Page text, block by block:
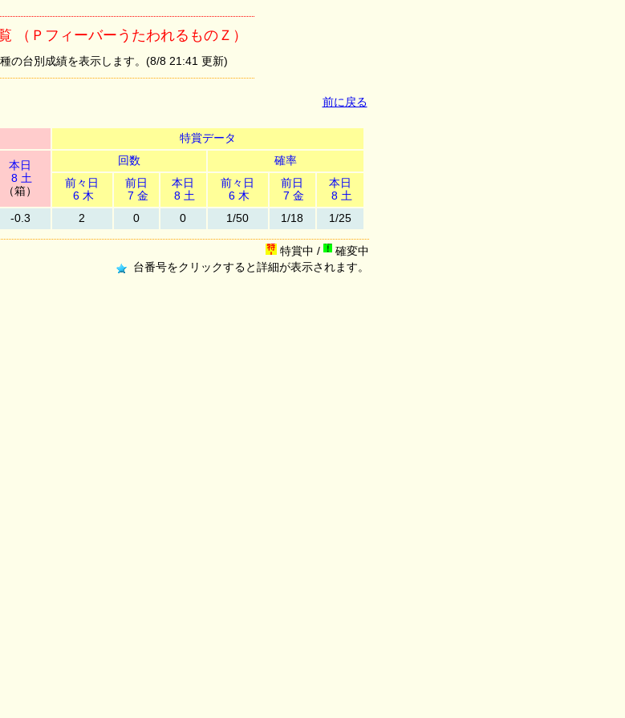
（ＰフィーバーうたわれるものＺ）
の台別成績を表示します。(8/8 21:41 更新)
前に戻る
特賞データ
本日
8 土
（箱）
回数
確率
前々日
6 木
前日
7 金
本日
8 土
前々日
6 木
前日
7 金
本日
8 土
-0.3 2 0 0 1/50 1/18 1/25
特賞中 /
確変中
台番号をクリックすると詳細が表示されます。